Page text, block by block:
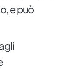
e può